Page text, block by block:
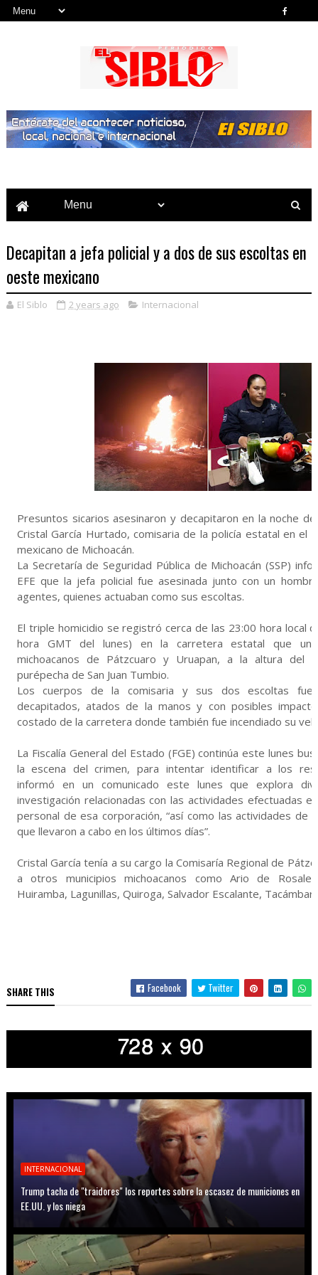
Decapitan a jefa policial y a dos de sus escoltas en
oeste mexicano
El Siblo 2 years ago Internacional
Presuntos sicarios asesinaron y decapitaron en la noche
Cristal García Hurtado, comisaria de la policía estatal en el
mexicano de Michoacán.
La Secretaría de Seguridad Pública de Michoacán (SSP)
EFE que la jefa policial fue asesinada junto con un
agentes, quienes actuaban como sus escoltas.
El triple homicidio se registró cerca de las 23:00 hora local
hora GMT del lunes) en la carretera estatal que
michoacanos de Pátzcuaro y Uruapan, a la altura del
purépecha de San Juan Tumbio.
Los cuerpos de la comisaria y sus dos escoltas
decapitados, atados de la manos y con posibles
costado de la carretera donde también fue incendiado su
La Fiscalía General del Estado (FGE) continúa este lunes
la escena del crimen, para intentar identificar a los
informó en un comunicado este lunes que explora
investigación relacionadas con las actividades efectuadas
personal de esa corporación, “así como las actividades de
que llevaron a cabo en los últimos días”.
Cristal García tenía a su cargo la Comisaría Regional de
a otros municipios michoacanos como Ario de
Huiramba, Lagunillas, Quiroga, Salvador Escalante,
SHARE THIS Facebook Twitter
INTERNACIONAL
Trump tacha de "traidores" los reportes sobre la escasez de municiones en
EE.UU. y los niega